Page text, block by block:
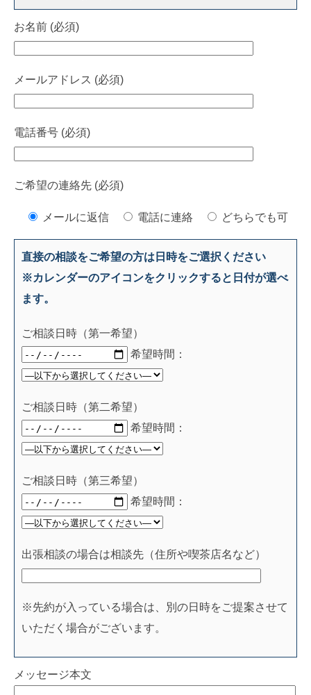
お名前 (必須)
メールアドレス (必須)
電話番号 (必須)
ご希望の連絡先 (必須)
メールに返信 電話に連絡 どちらでも可
直接の相談をご希望の方は日時をご選択ください
※カレンダーのアイコンをクリックすると日付が選べ
ます。
ご相談日時（第一希望）
希望時間：
ご相談日時（第二希望）
希望時間：
ご相談日時（第三希望）
希望時間：
出張相談の場合は相談先（住所や喫茶店名など）
※先約が入っている場合は、別の日時をご提案させて
いただく場合がございます。
メッセージ本文